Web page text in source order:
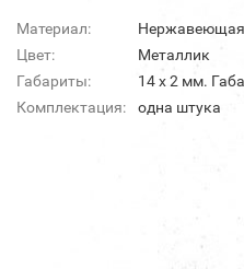
Материал:
Нержавеющая
Цвет:
Металлик
Габариты:
14 х 2 мм.
Комплектация:
одна штука